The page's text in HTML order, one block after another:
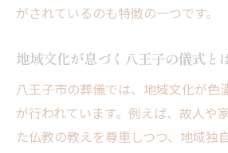
火葬場の作法と八王子特有の
八王子の火葬場作法と葬
振り返ってはいけない理
八王子流の火葬場マナー
火葬場のしきたり比較で
がされているのも特徴の一つです。
地域文化が息づく八王子の儀式と
八王子市の葬儀では、地域文化が色
が行われています。例えば、故人や
た仏教の教えを尊重しつつ、地域独